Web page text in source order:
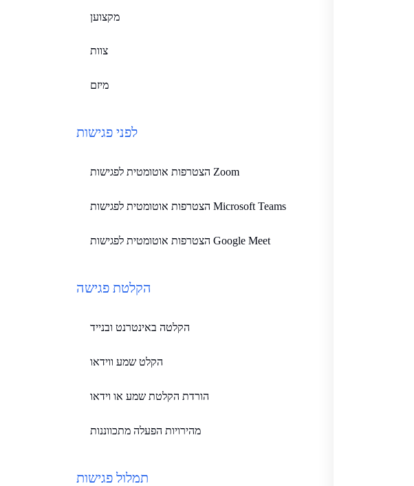
מקצוען
צוות
מיזם
לפני פגישות
הצטרפות אוטומטית לפגישות Zoom
הצטרפות אוטומטית לפגישות Microsoft Teams
הצטרפות אוטומטית לפגישות Google Meet
הקלטת פגישה
הקלטה באינטרנט ובנייד
הקלט שמע ווידאו
הורדת הקלטת שמע או וידאו
מהירויות הפעלה מתכווננות
תמלול פגישות